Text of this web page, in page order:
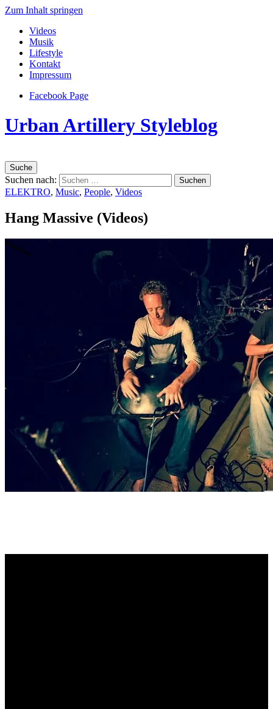
Zum Inhalt springen
Videos
Musik
Lifestyle
Kontakt
Impressum
Facebook Page
Urban Artillery Styleblog
Suche
Suchen nach:
ELEKTRO, Music, People, Videos
Hang Massive (Videos)